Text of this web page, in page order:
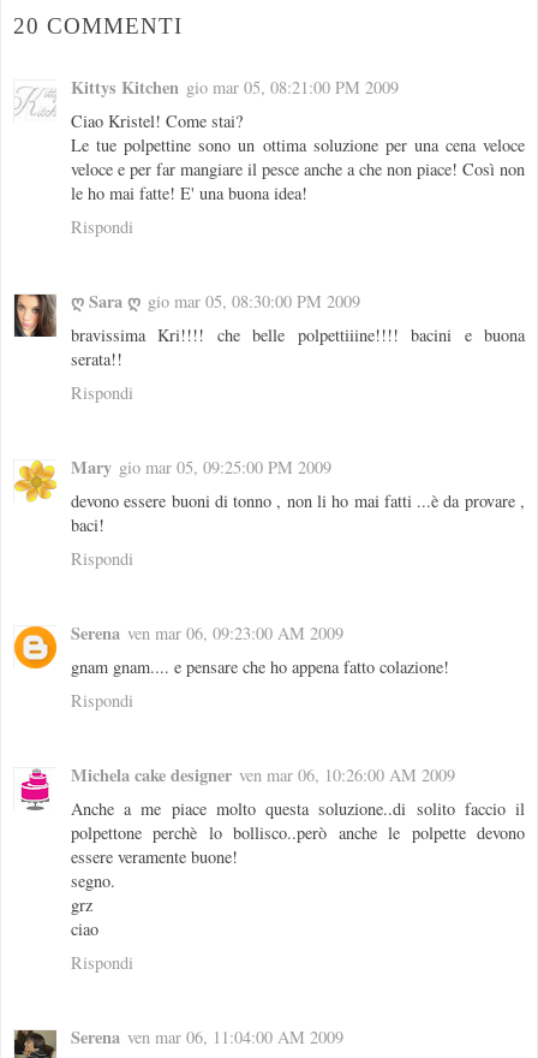
20 COMMENTI
Kittys Kitchen gio mar 05, 08:21:00 PM 2009
Ciao Kristel! Come stai?
Le tue polpettine sono un ottima soluzione per una cena veloce
veloce e per far mangiare il pesce anche a che non piace! Così non
le ho mai fatte! E' una buona idea!
Rispondi
ღ Sara ღ gio mar 05, 08:30:00 PM 2009
bravissima Kri!!!! che belle polpettiiine!!!! bacini e buona
serata!!
Rispondi
Mary gio mar 05, 09:25:00 PM 2009
devono essere buoni di tonno , non li ho mai fatti ...è da provare ,
baci!
Rispondi
Serena ven mar 06, 09:23:00 AM 2009
gnam gnam.... e pensare che ho appena fatto colazione!
Rispondi
Michela cake designer ven mar 06, 10:26:00 AM 2009
Anche a me piace molto questa soluzione..di solito faccio il
polpettone perchè lo bollisco..però anche le polpette devono
essere veramente buone!
segno.
grz
ciao
Rispondi
Serena ven mar 06, 11:04:00 AM 2009